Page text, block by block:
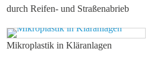
durch Reifen- und Straßenabrieb
Mikroplastik in Kläranlagen